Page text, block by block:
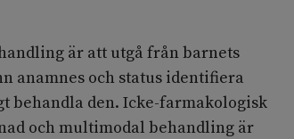
är att utgå från barnets
anamnes och status identifiera
behandla den. Icke-farmakologisk
och multimodal behandling är